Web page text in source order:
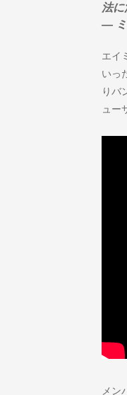
法
― ミ
エイ
いっ
りバ
ュー
メン